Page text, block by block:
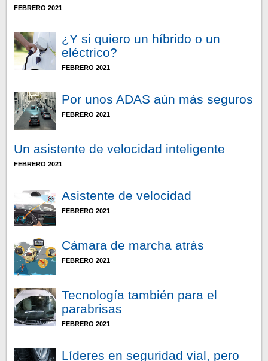
FEBRERO 2021
¿Y si quiero un híbrido o un
eléctrico?
FEBRERO 2021
Por unos ADAS aún más seguros
FEBRERO 2021
Un asistente de velocidad inteligente
FEBRERO 2021
Asistente de velocidad
FEBRERO 2021
Cámara de marcha atrás
FEBRERO 2021
Tecnología también para el
parabrisas
FEBRERO 2021
Líderes en seguridad vial, pero